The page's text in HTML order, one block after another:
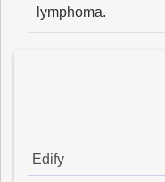
lymphoma.
Edify